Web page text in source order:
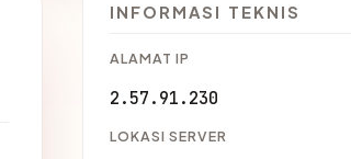
INFORMASI TEKNIS
ALAMAT IP
2.57.91.230
LOKASI SERVER